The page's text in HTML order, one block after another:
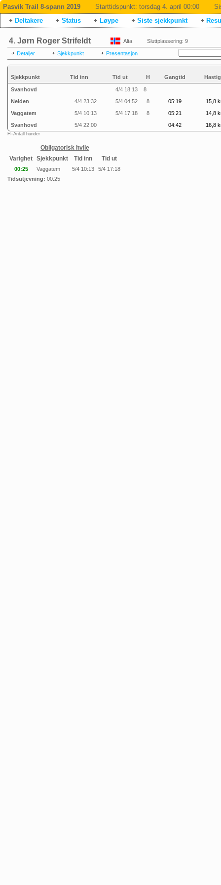
Pasvik Trail 8-spann 2019 Starttidspunkt: torsdag 4. april 00:00
Deltakere
Status Løype Siste sjekkpunkt
4. Jørn Roger Strifeldt Alta Sluttplassering: 9
Detaljer Sjekkpunkt Presentasjon
Sjekkpunkt Tid inn Tid ut H Gangtid
Svanhovd 4/4 18:13
8
Neiden
4/4 23:32 5/4 04:52 8 05:19
15,8
Vaggatem
5/4 10:13 5/4 17:18 8 05:21
14,8
Svanhovd
5/4 22:00 04:42 16,8
H=Antall hunder
Obligatorisk hvile
Varighet Sjekkpunkt Tid inn Tid ut
00:25 Vaggatem 5/4 10:13
5/4 17:18
Tidsutjevning: 00:25